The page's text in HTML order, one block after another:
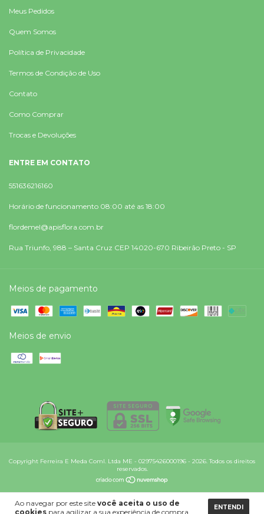
Ao navegar por este site você aceita o uso de
cookies para agilizar a sua experiência de compra.
ENTENDI
Meus Pedidos
Quem Somos
Política de Privacidade
Termos de Condição de Uso
Contato
Como Comprar
Trocas e Devoluções
ENTRE EM CONTATO
551636216160
Horário de funcionamento 08:00 até as 18:00
flordemel@apisflora.com.br
Rua Triunfo, 988 – Santa Cruz CEP 14020-670 Ribeirão Preto - SP
Meios de pagamento
Meios de envio
Copyright Ferreira E Meda Coml. Ltda ME - 02975426000196 - 2026. Todos os direitos
reservados.